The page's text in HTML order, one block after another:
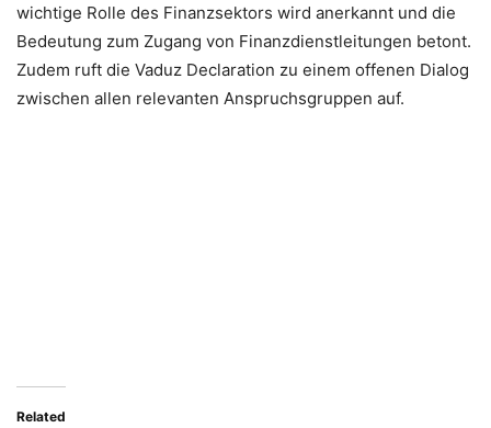
wichtige Rolle des Finanzsektors wird anerkannt und die
Bedeutung zum Zugang von Finanzdienstleitungen betont.
Zudem ruft die Vaduz Declaration zu einem offenen Dialog
zwischen allen relevanten Anspruchsgruppen auf.
Related